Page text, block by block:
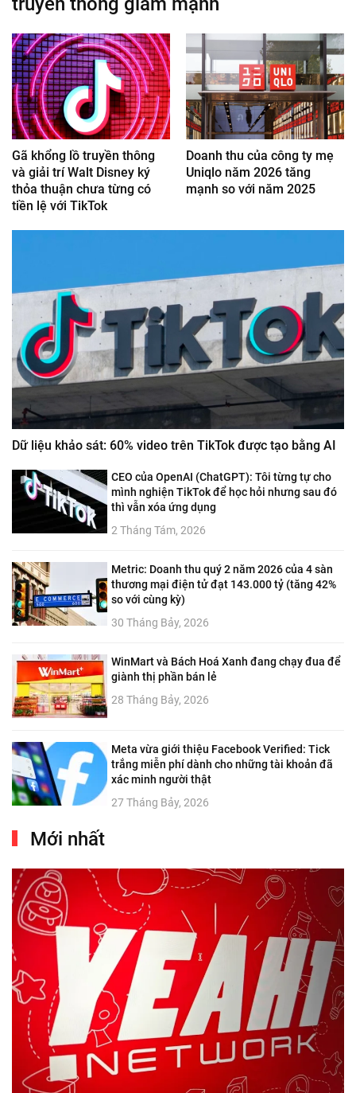
Gã khổng lồ truyền thông
và giải trí Walt Disney ký
thỏa thuận chưa từng có
tiền lệ với TikTok
Doanh thu của công ty mẹ
Uniqlo năm 2026 tăng
mạnh so với năm 2025
Dữ liệu khảo sát: 60% video trên TikTok được tạo bằng AI
CEO của OpenAI (ChatGPT): Tôi từng tự cho
mình nghiện TikTok để học hỏi nhưng sau đó
thì vẫn xóa ứng dụng
2 Tháng Tám, 2026
Metric: Doanh thu quý 2 năm 2026 của 4 sàn
thương mại điện tử đạt 143.000 tỷ (tăng 42%
so với cùng kỳ)
30 Tháng Bảy, 2026
WinMart và Bách Hoá Xanh đang chạy đua để
giành thị phần bán lẻ
28 Tháng Bảy, 2026
Meta vừa giới thiệu Facebook Verified: Tick
trắng miễn phí dành cho những tài khoản đã
xác minh người thật
27 Tháng Bảy, 2026
Mới nhất